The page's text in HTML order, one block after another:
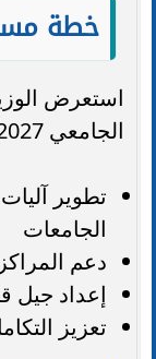
خطة
استعرض
الجامعي 2026/2027، والتي تركز على:
تطوير
الجامعات
دعم
إعداد جيل
تعزيز